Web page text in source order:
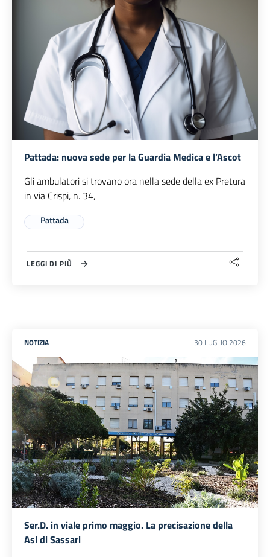
Pattada: nuova sede per la Guardia Medica e l’Ascot
Gli ambulatori si trovano ora nella sede della ex Pretura
in via Crispi, n. 34,
Pattada
LEGGI DI PIÙ
NOTIZIA 30 LUGLIO 2026
Ser.D. in viale primo maggio. La precisazione della
Asl di Sassari